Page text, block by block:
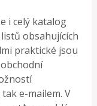
i celý katalog
obsahujících
praktické jsou
e-mailem. V